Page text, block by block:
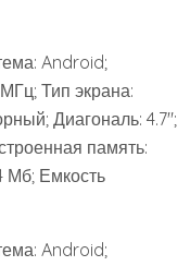
Android;
Тип экрана:
Диагональ: 4.7″;
память:
Мб; Емкость
Android;